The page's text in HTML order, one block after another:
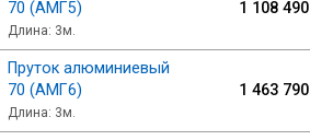
70 (АМГ5)
Длина: 3м.
1 108 490
Пруток алюминиевый
70 (АМГ6)
Длина: 3м.
1 463 790